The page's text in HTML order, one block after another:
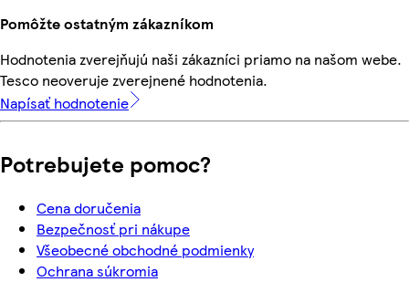
Pomôžte ostatným zákazníkom
Hodnotenia zverejňujú naši zákazníci priamo na našom webe.
Tesco neoveruje zverejnené hodnotenia.
Napísať hodnotenie
Potrebujete pomoc?
Cena doručenia
Bezpečnosť pri nákupe
Všeobecné obchodné podmienky
Ochrana súkromia